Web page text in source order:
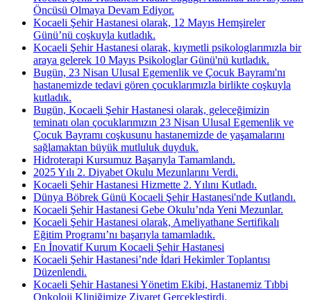
Öncüsü Olmaya Devam Ediyor.
Kocaeli Şehir Hastanesi olarak, 12 Mayıs Hemşireler
Günü’nü coşkuyla kutladık.
Kocaeli Şehir Hastanesi olarak, kıymetli psikologlarımızla bir
araya gelerek 10 Mayıs Psikologlar Günü'nü kutladık.
Bugün, 23 Nisan Ulusal Egemenlik ve Çocuk Bayramı'nı
hastanemizde tedavi gören çocuklarımızla birlikte coşkuyla
kutladık.
Bugün, Kocaeli Şehir Hastanesi olarak, geleceğimizin
teminatı olan çocuklarımızın 23 Nisan Ulusal Egemenlik ve
Çocuk Bayramı coşkusunu hastanemizde de yaşamalarını
sağlamaktan büyük mutluluk duyduk.
Hidroterapi Kursumuz Başarıyla Tamamlandı.
2025 Yılı 2. Diyabet Okulu Mezunlarını Verdi.
Kocaeli Şehir Hastanesi Hizmette 2. Yılını Kutladı.
Dünya Böbrek Günü Kocaeli Şehir Hastanesi'nde Kutlandı.
Kocaeli Şehir Hastanesi Gebe Okulu’nda Yeni Mezunlar.
Kocaeli Şehir Hastanesi olarak, Ameliyathane Sertifikalı
Eğitim Programı’nı başarıyla tamamladık.
En İnovatif Kurum Kocaeli Şehir Hastanesi
Kocaeli Şehir Hastanesi’nde İdari Hekimler Toplantısı
Düzenlendi.
Kocaeli Şehir Hastanesi Yönetim Ekibi, Hastanemiz Tıbbi
Onkoloji Kliniğimize Ziyaret Gerçekleştirdi.